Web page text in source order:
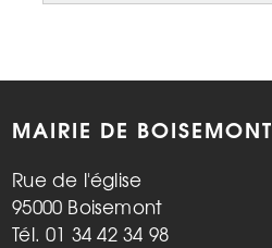
MAIRIE DE BOISEMONT
Rue de l'église
95000 Boisemont
Tél. 01 34 42 34 98